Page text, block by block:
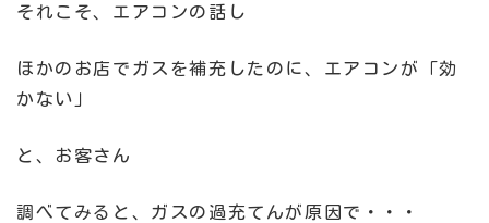
それこそ、エアコンの話し
ほかのお店でガスを補充したのに、エアコンが「効
かない」
と、お客さん
調べてみると、ガスの過充てんが原因で・・・